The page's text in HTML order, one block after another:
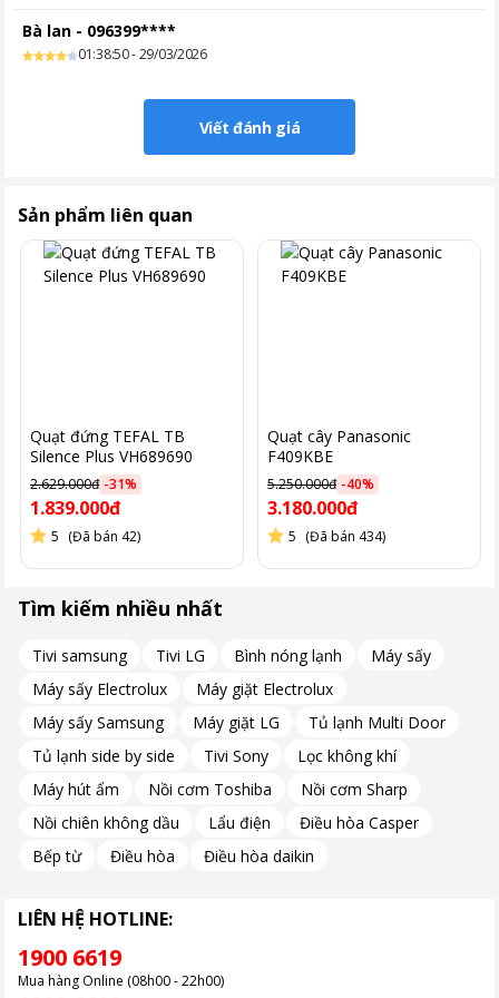
Hình ảnh chỉ mang tính chất minh hoạ.
Diện tích mặt quạt lớn – phù hợp nhiều không gian
Với diện tích mặt quạt lớn hơn khoảng 1.5 lần so với quạt thông
thường, Magic A‑256 tạo ra làn gió rộng và mạnh mẽ, phù hợp
cho những không gian vừa và lớn như phòng khách, phòng sinh
hoạt chung hoặc không gian làm việc. Thiết kế này giúp tăng
hiệu quả lưu thông không khí nhanh chóng
3 chế độ gió tự động – đáp ứng mọi tình huống sử dụng
Quạt hỗ trợ 3 chế độ gió tự động để phù hợp với từng nhu cầu
Normal (Mát ổn định): Làn gió đều, phù hợp cho hoạt động
hàng ngày như đọc sách, xem TV hoặc làm việc.
Bà lan - 096399****
01:38:50 - 29/03/2026
Viết đánh giá
Sản phẩm liên quan
Quạt đứng TEFAL TB
Silence Plus VH689690
2.629.000đ -31%
1.839.000đ
5 (Đã bán 42)
Quạt cây Panasonic
F409KBE
5.250.000đ -40%
3.180.000đ
5 (Đã bán 434)
Tìm kiếm nhiều nhất
Tivi samsung Tivi LG Bình nóng lạnh
Máy sấy
Máy sấy Electrolux
Máy giặt Electrolux
Máy sấy Samsung
Máy giặt LG
Tủ lạnh Multi Door
Tủ lạnh side by side
Tivi Sony
Lọc không khí
Máy hút ẩm
Nồi cơm Toshiba
Nồi cơm Sharp
Nồi chiên không dầu
Lẩu điện
Điều hòa Casper
Bếp từ
Điều hòa Điều hòa daikin
LIÊN HỆ HOTLINE:
1900 6619
Mua hàng Online (08h00 - 22h00)